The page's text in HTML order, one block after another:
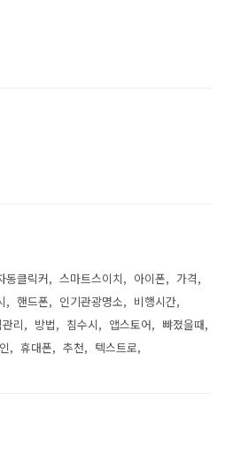
동클릭커 스마트스이치 아이폰
가격
핸드폰 인기관광명소
비행시간
리 방법 침수시 앱스토어
뺘졌을때
휴대폰 추천 텍스트로